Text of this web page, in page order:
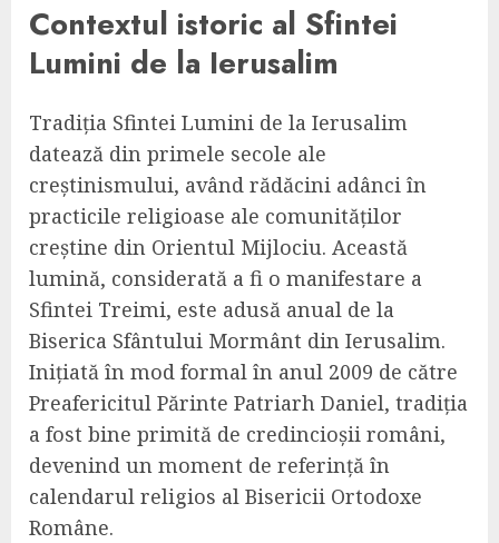
Contextul istoric al Sfintei
Lumini de la Ierusalim
Tradiția Sfintei Lumini de la Ierusalim
datează din primele secole ale
creștinismului, având rădăcini adânci în
practicile religioase ale comunităților
creștine din Orientul Mijlociu. Această
lumină, considerată a fi o manifestare a
Sfintei Treimi, este adusă anual de la
Biserica Sfântului Mormânt din Ierusalim.
Inițiată în mod formal în anul 2009 de către
Preafericitul Părinte Patriarh Daniel, tradiția
a fost bine primită de credincioșii români,
devenind un moment de referință în
calendarul religios al Bisericii Ortodoxe
Române.